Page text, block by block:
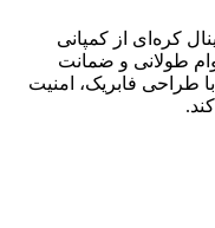
کره‌ای از کمپانی
طولانی و ضمانت
طراحی فابریک، امنیت